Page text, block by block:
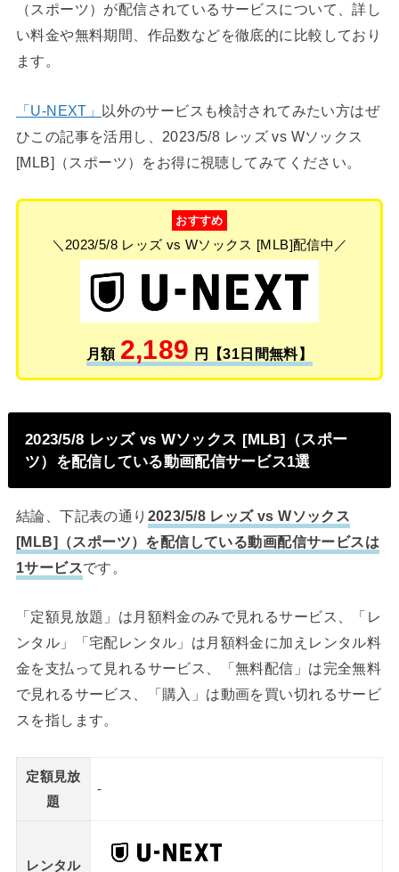
（スポーツ）が配信されているサービスについて、詳し
い料金や無料期間、作品数などを徹底的に比較しており
ます。
「U-NEXT」 以外のサービスも検討されてみたい方はぜ
ひこの記事を活用し、2023/5/8 レッズ vs Wソックス
[MLB]（スポーツ）をお得に視聴してみてください。
おすすめ
＼2023/5/8 レッズ vs Wソックス [MLB]配信中／
月額 2,189 円【31日間無料】
2023/5/8 レッズ vs Wソックス [MLB]（スポー
ツ）を配信している動画配信サービス1選
結論、下記表の通り 2023/5/8 レッズ vs Wソックス
[MLB]（スポーツ）を配信している動画配信サービスは
1サービスです。
「定額見放題」は月額料金のみで見れるサービス、「レ
ンタル」「宅配レンタル」は月額料金に加えレンタル料
金を支払って見れるサービス、「無料配信」は完全無料
で見れるサービス、「購入」は動画を買い切れるサービ
スを指します。
定額見放
題
-
レンタル